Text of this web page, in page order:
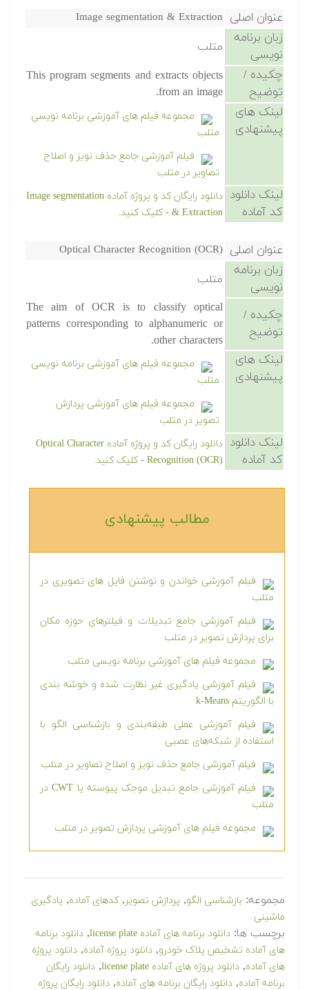
عنوان اصلی Image segmentation & Extraction
زبان برنامه
نویسی
متلب
چکیده /
توضیح
This program segments and extracts objects
from an image.
لینک های
پیشنهادی
مجموعه فیلم های آموزشی برنامه نویسی
متلب
فیلم آموزشی جامع حذف نویز و اصلاح
تصاویر در متلب
لینک دانلود
کد آماده
دانلود رایگان کد و پروژه آماده Image segmentation
& Extraction - کلیک کنید.
عنوان اصلی Optical Character Recognition (OCR)
زبان برنامه
نویسی
متلب
چکیده /
توضیح
The aim of OCR is to classify optical
patterns corresponding to alphanumeric or
other characters.
لینک های
پیشنهادی
مجموعه فیلم های آموزشی برنامه نویسی
متلب
مجموعه فیلم های آموزشی پردازش
تصویر در متلب
لینک دانلود
کد آماده
دانلود رایگان کد و پروژه آماده Optical Character
Recognition (OCR) - کلیک کنید.
مطالب پیشنهادی‎
فیلم آموزشی خواندن و نوشتن فایل های تصویری در
متلب
فیلم آموزشی جامع تبدیلات و فیلترهای حوزه مکان
برای پردازش تصویر در متلب
مجموعه فیلم های آموزشی برنامه نویسی متلب
فیلم آموزشی یادگیری غیر نظارت شده و خوشه بندی
با الگوریتم k-Means
فیلم آموزشی عملی طبقه‌بندی و بازشناسی الگو با
استفاده از شبکه‌های عصبی
فیلم آموزشی جامع حذف نویز و اصلاح تصاویر در متلب
فیلم آموزشی جامع تبدیل موجک پیوسته یا CWT در
متلب
مجموعه فیلم های آموزشی پردازش تصویر در متلب
مجموعه: بازشناسی الگو, پردازش تصویر,کدهای آماده, یادگیری
ماشینی
برچسب ها: دانلود برنامه های آماده license plate , دانلود برنامه
های آماده تشخیص پلاک خودرو, دانلود پروژه آماده, دانلود پروژه
های آماده, دانلود پروژه های آماده license plate , دانلود رایگان
برنامه آماده, دانلود رایگان برنامه های آماده, دانلود رایگان پروژه